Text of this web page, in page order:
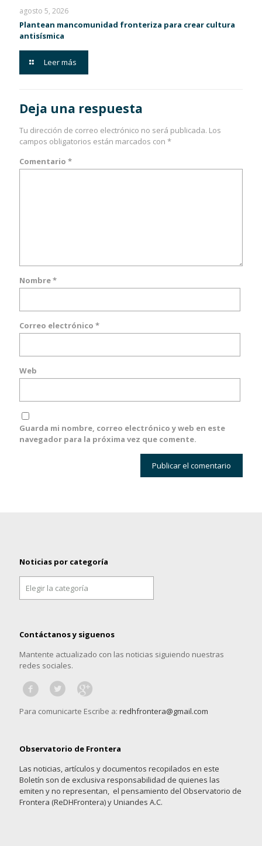
agosto 5, 2026
Plantean mancomunidad fronteriza para crear cultura
antisísmica
Leer más
Deja una respuesta
Tu dirección de correo electrónico no será publicada. Los
campos obligatorios están marcados con *
Comentario *
Nombre*
Correo electrónico *
Web
Guarda mi nombre, correo electrónico y web en este
navegador para la próxima vez que comente.
Noticias por categoría
por
categoría
Contáctanos y siguenos
Mantente actualizado con las noticias siguiendo nuestras
redes sociales.
Para comunicarte Escribe a: redhfrontera@gmail.com
Observatorio de Frontera
Las noticias, artículos y documentos recopilados en este
Boletín son de exclusiva responsabilidad de quienes las
emiten y no representan, el pensamiento del Observatorio de
Frontera (ReDHFrontera) y Uniandes A.C.